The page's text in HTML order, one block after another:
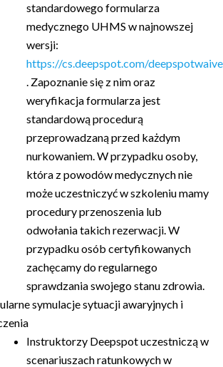
standardowego formularza
medycznego UHMS w najnowszej
wersji:
https://cs.deepspot.com/
. Zapoznanie się z nim oraz
weryfikacja formularza jest
standardową procedurą
przeprowadzaną przed każdym
nurkowaniem. W przypadku osoby,
która z powodów medycznych nie
może uczestniczyć w szkoleniu mamy
procedury przenoszenia lub
odwołania takich rezerwacji. W
przypadku osób certyfikowanych
zachęcamy do regularnego
sprawdzania swojego stanu zdrowia.
symulacje sytuacji awaryjnych i
Instruktorzy Deepspot uczestniczą w
scenariuszach ratunkowych w